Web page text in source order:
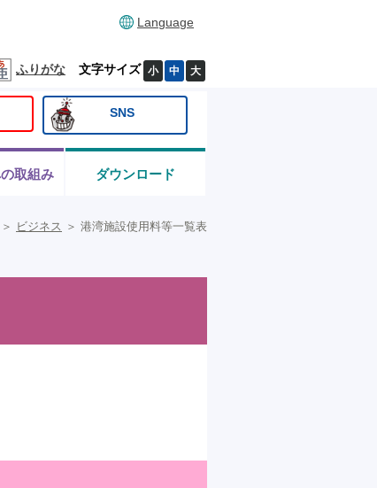
Language
ふりがな 文字サイズ 小 中 大
SNS
取組み ダウンロード
＞ ビジネス ＞ 港湾施設使用料等一覧表